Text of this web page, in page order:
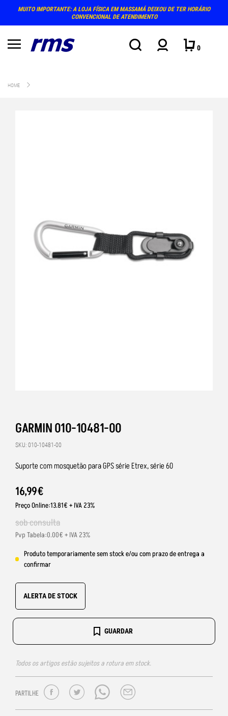
MUITO IMPORTANTE: A LOJA FÍSICA EM MASSAMÁ DEIXOU DE TER HORÁRIO
CONVENCIONAL DE ATENDIMENTO
0
HOME
GARMIN 010-10481-00
SKU: 010-10481-00
Suporte com mosquetão para GPS série Etrex, série 60
16,99€
Preço Online:13.81€ + IVA 23%
sob consulta
Pvp Tabela:0.00€ + IVA 23%
Produto temporariamente sem stock e/ou com prazo de entrega a
confirmar
ALERTA DE STOCK
GUARDAR
Todos os artigos estão sujeitos a rotura em stock.
PARTILHE